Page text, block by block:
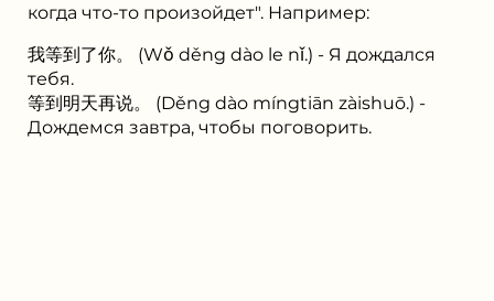
когда что-то произойдет". Например:
我等到了你。 (Wǒ děng dào le nǐ.) - Я дождался
тебя.
等到明天再说。 (Děng dào míngtiān zàishuō.) -
Дождемся завтра, чтобы поговорить.